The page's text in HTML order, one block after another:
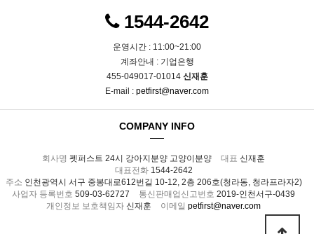
1544-2642
운영시간 : 11:00~21:00
계좌안내 : 기업은행
455-049017-01014 신재훈
E-mail : petfirst@naver.com
COMPANY INFO
회사명 펫퍼스트 24시 강아지분양 고양이분양 대표 신재훈
대표전화1544-2642
주소 인천광역시 서구 중봉대로612번길 10-12, 2층 206호(청라동, 청라프라자2)
사업자 등록번호 509-03-62727 통신판매업신고번호 2019-인천서구-0439
개인정보 보호책임자 신재훈 이메일 petfirst@naver.com